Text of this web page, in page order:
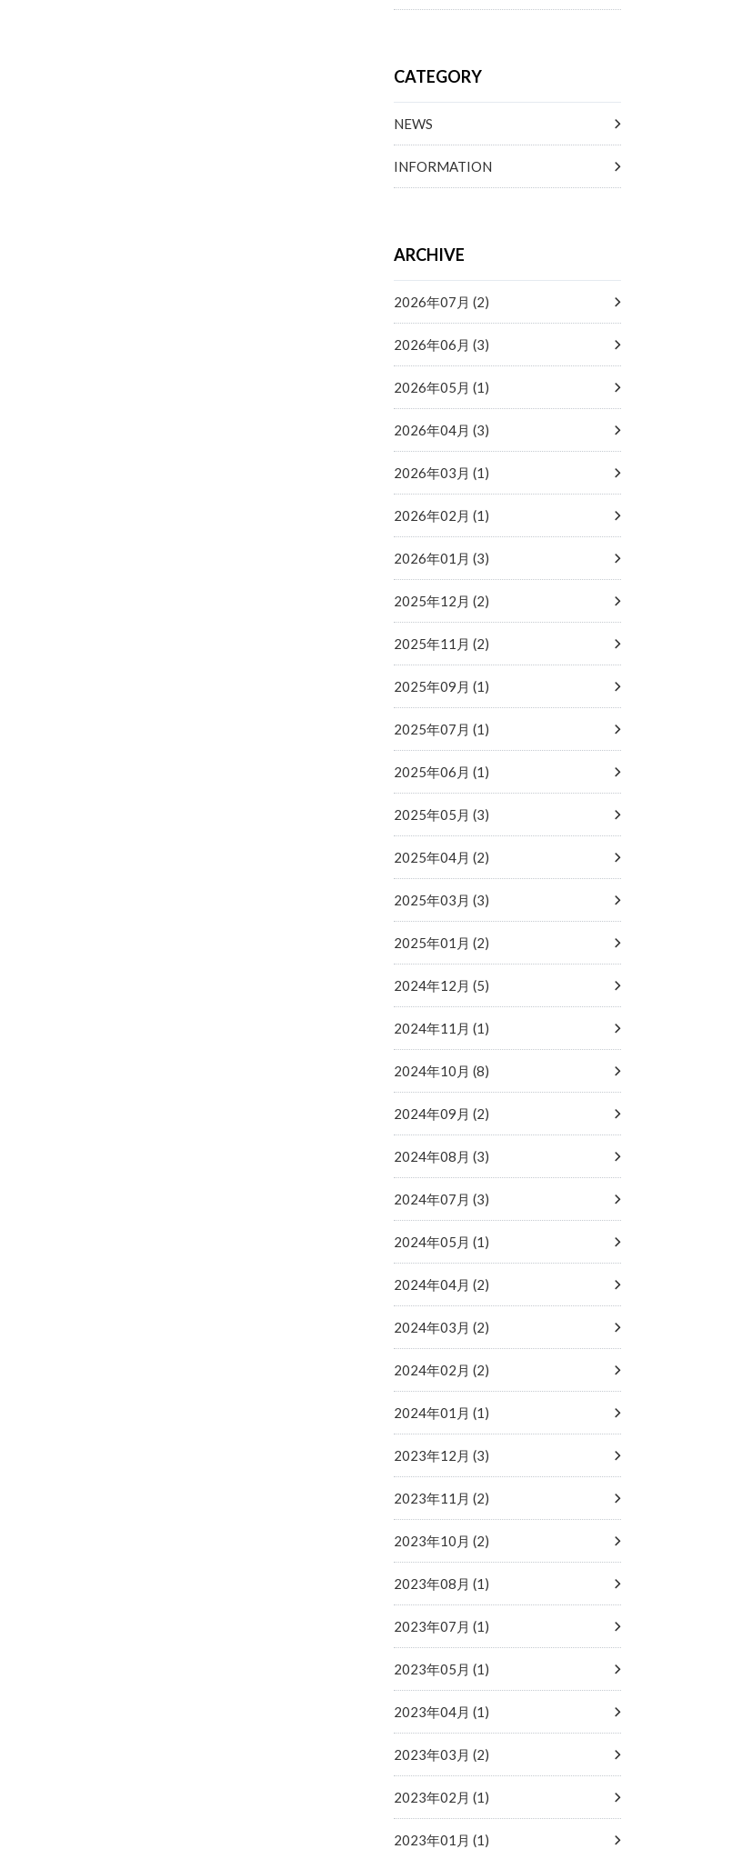
CATEGORY
NEWS
INFORMATION
ARCHIVE
2026年07月 (2)
2026年06月 (3)
2026年05月 (1)
2026年04月 (3)
2026年03月 (1)
2026年02月 (1)
2026年01月 (3)
2025年12月 (2)
2025年11月 (2)
2025年09月 (1)
2025年07月 (1)
2025年06月 (1)
2025年05月 (3)
2025年04月 (2)
2025年03月 (3)
2025年01月 (2)
2024年12月 (5)
2024年11月 (1)
2024年10月 (8)
2024年09月 (2)
2024年08月 (3)
2024年07月 (3)
2024年05月 (1)
2024年04月 (2)
2024年03月 (2)
2024年02月 (2)
2024年01月 (1)
2023年12月 (3)
2023年11月 (2)
2023年10月 (2)
2023年08月 (1)
2023年07月 (1)
2023年05月 (1)
2023年04月 (1)
2023年03月 (2)
2023年02月 (1)
2023年01月 (1)